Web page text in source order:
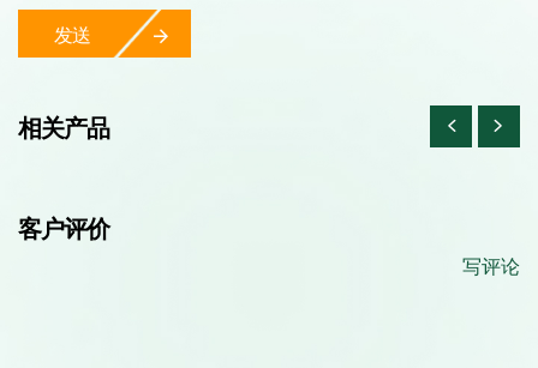
发送
相关产品
客户评价
写评论